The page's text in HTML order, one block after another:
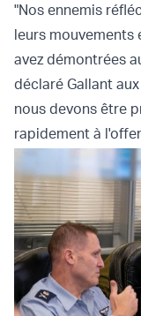
"Nos ennemis
leurs mouvements
avez démontrées
déclaré Gallant
nous devons être
rapidement à